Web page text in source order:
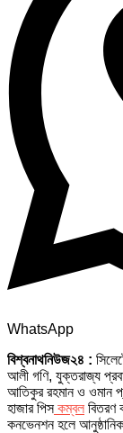
WhatsApp
বিশ্বনাথনিউজ২৪ :
আলী গণি, যুক্তরাজ্য
আতিকুর রহমান ও ওমান
হাজার পিসকম্বল বিতরণ
কনভেনশন হলে